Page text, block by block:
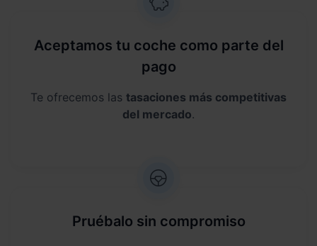
Aceptamos tu coche como parte del
pago
Te ofrecemos las tasaciones más competitivas
del mercado.
Pruébalo sin compromiso